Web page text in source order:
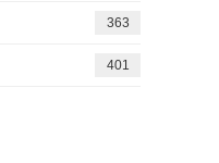
363
401